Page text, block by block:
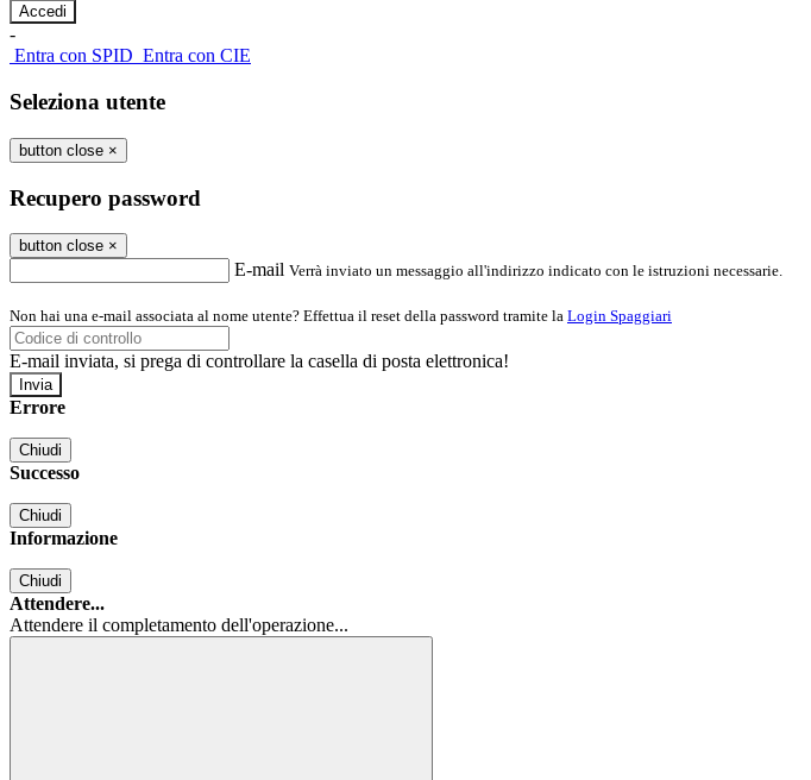
-
Entra con SPID Entra con CIE
Seleziona utente
button close ×
Recupero password
button close ×
E-mail Verrà inviato un messaggio all'indirizzo indicato con le istruzioni necessarie.
Non hai una e-mail associata al nome utente? Effettua il reset della password tramite la Login Spaggiari
E-mail inviata, si prega di controllare la casella di posta elettronica!
Errore
Chiudi
Successo
Chiudi
Informazione
Chiudi
Attendere...
Attendere il completamento dell'operazione...